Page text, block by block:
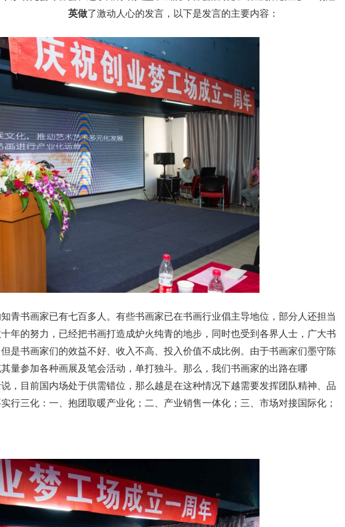
英做了激动人心的发言，以下是发言的主要内容：
青书画家已有七百多人。有些书画家已在书画行业倡主导地位，部分人还担当
年的努力，已经把书画打造成炉火纯青的地步，同时也受到各界人士，广大书
是书画家们的效益不好、收入不高、投入价值不成比例。由于书画家们墨守陈
量参加各种画展及笔会活动，单打独斗。那么，我们书画家的出路在哪
，目前国内场处于供需错位，那么越是在这种情况下越需要发挥团队精神、品
行三化：一、抱团取暖产业化；二、产业销售一体化；三、市场对接国际化；